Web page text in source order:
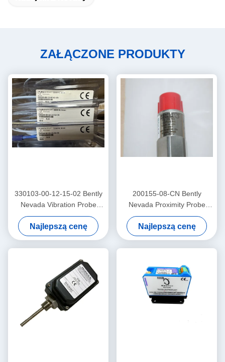
ZAŁĄCZONE PRODUKTY
330103-00-12-15-02 Bently
Nevada Vibration Probe
3300 Xl Proximitor Sensor
Najlepszą cenę
200155-08-CN Bently
Nevada Proximity Probe
Niskiej częstotliwości
Trendmaster Pro
Accelerometer
Najlepszą cenę